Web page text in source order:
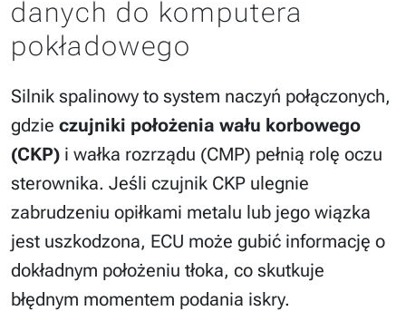
danych do komputera
pokładowego
Silnik spalinowy to system naczyń połączonych,
gdzie czujniki położenia wału korbowego
(CKP) i wałka rozrządu (CMP) pełnią rolę oczu
sterownika. Jeśli czujnik CKP ulegnie
zabrudzeniu opiłkami metalu lub jego wiązka
jest uszkodzona, ECU może gubić informację o
dokładnym położeniu tłoka, co skutkuje
błędnym momentem podania iskry.